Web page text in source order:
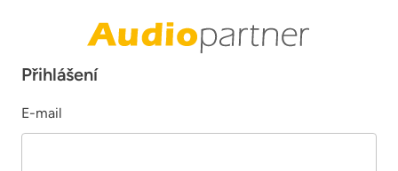
Přihlášení
E-mail